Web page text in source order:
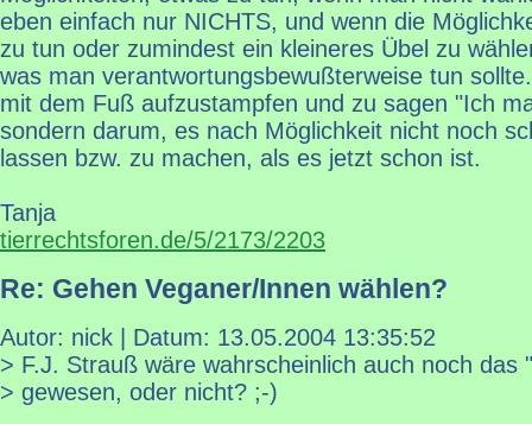
eben einfach nur NICHTS, und wenn die
zu tun oder zumindest ein kleineres Übel zu
was man verantwortungsbewußterweise tun
mit dem Fuß aufzustampfen und zu sagen "Ich
sondern darum, es nach Möglichkeit nicht noch
lassen bzw. zu machen, als es jetzt schon ist.
Tanja
tierrechtsforen.de/5/2173/2203
Re: Gehen Veganer/Innen wählen?
Autor: nick | Datum: 13.05.2004 13:35:52
> F.J. Strauß wäre wahrscheinlich auch noch das
> gewesen, oder nicht? ;-)